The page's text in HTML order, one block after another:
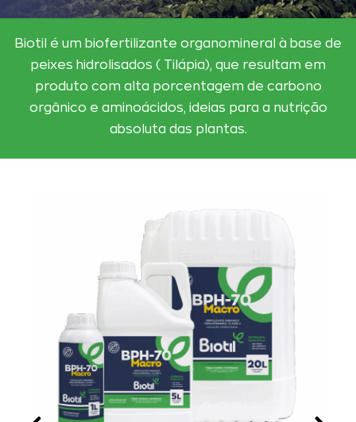
Biotil é um biofertilizante organomineral à base de
peixes hidrolisados ( Tilápia), que resultam em
produto com alta porcentagem de carbono
orgânico e aminoácidos, ideias para a nutrição
absoluta das plantas.